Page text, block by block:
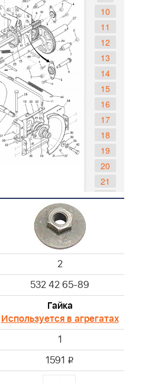
10
11
12
13
14
15
16
17
18
19
20
21
22
26
27
30
32
2
532 42 65-89
Гайка
Используется в агрегатах
1
1591 i